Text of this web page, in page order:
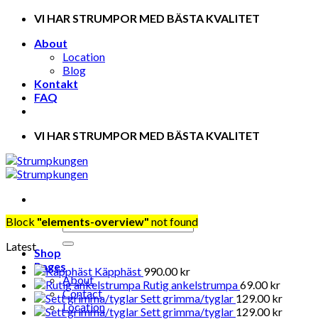
Skip
content
VI HAR STRUMPOR MED BÄSTA KVALITET
About
Location
Blog
Kontakt
FAQ
VI HAR STRUMPOR MED BÄSTA KVALITET
Shop
Pages
About
Contact
Location
Block "elements-overview" not found
Latest
Käpphäst 990.00kr
Rutig ankelstrumpa69.00kr
Sett grimma/tyglar 129.00kr
Sett grimma/tyglar 129.00kr